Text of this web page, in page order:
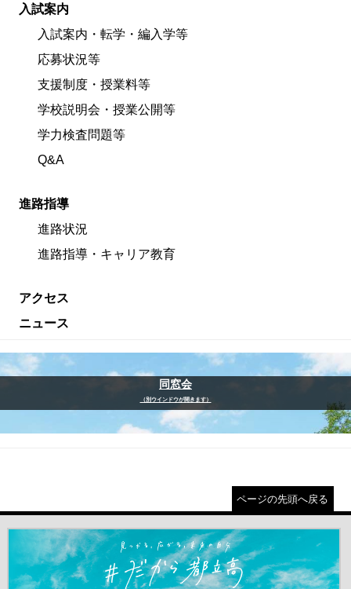
入試案内
入試案内・転学・編入学等
応募状況等
支援制度・授業料等
学校説明会・授業公開等
学力検査問題等
Q&A
進路指導
進路状況
進路指導・キャリア教育
アクセス
ニュース
同窓会
（別ウインドウが開きます）
ページの先頭へ戻る
＃だから都立高（別ウインドウが開きます）